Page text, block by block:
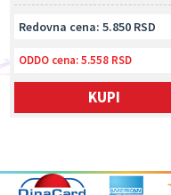
Redovna cena: 5.850 RSD
ODDO cena:5.558 RSD
KUPI